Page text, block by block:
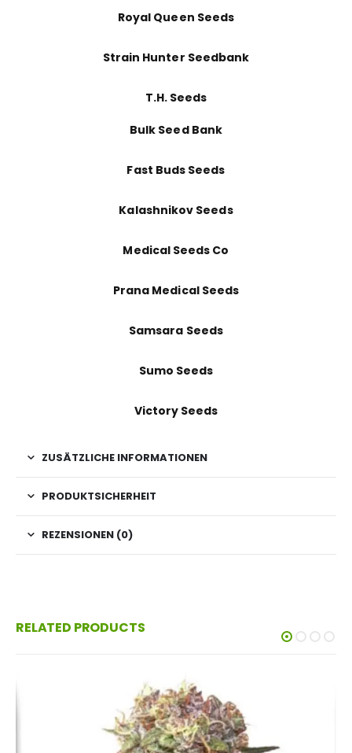
Royal Queen Seeds
Strain Hunter Seedbank
T.H. Seeds
Bulk Seed Bank
Fast Buds Seeds
Kalashnikov Seeds
Medical Seeds Co
Prana Medical Seeds
Samsara Seeds
Sumo Seeds
Victory Seeds
ZUSÄTZLICHE INFORMATIONEN
PRODUKTSICHERHEIT
REZENSIONEN (0)
RELATED PRODUCTS